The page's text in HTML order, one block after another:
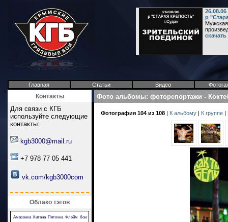
р
Главная Статьи Видео
Контакты
Для связи с КГБ
используйте следующие
контакты:
kgb3000@mail.ru
+7 978 77 05 441
vk.com/kgb3000com
Облако тэгов
Амазонка Китана Пяточка Флэйм бои
Фото альбомы: фоторепортажи -
Фотография 104 из 108 | К альбому | К группе |